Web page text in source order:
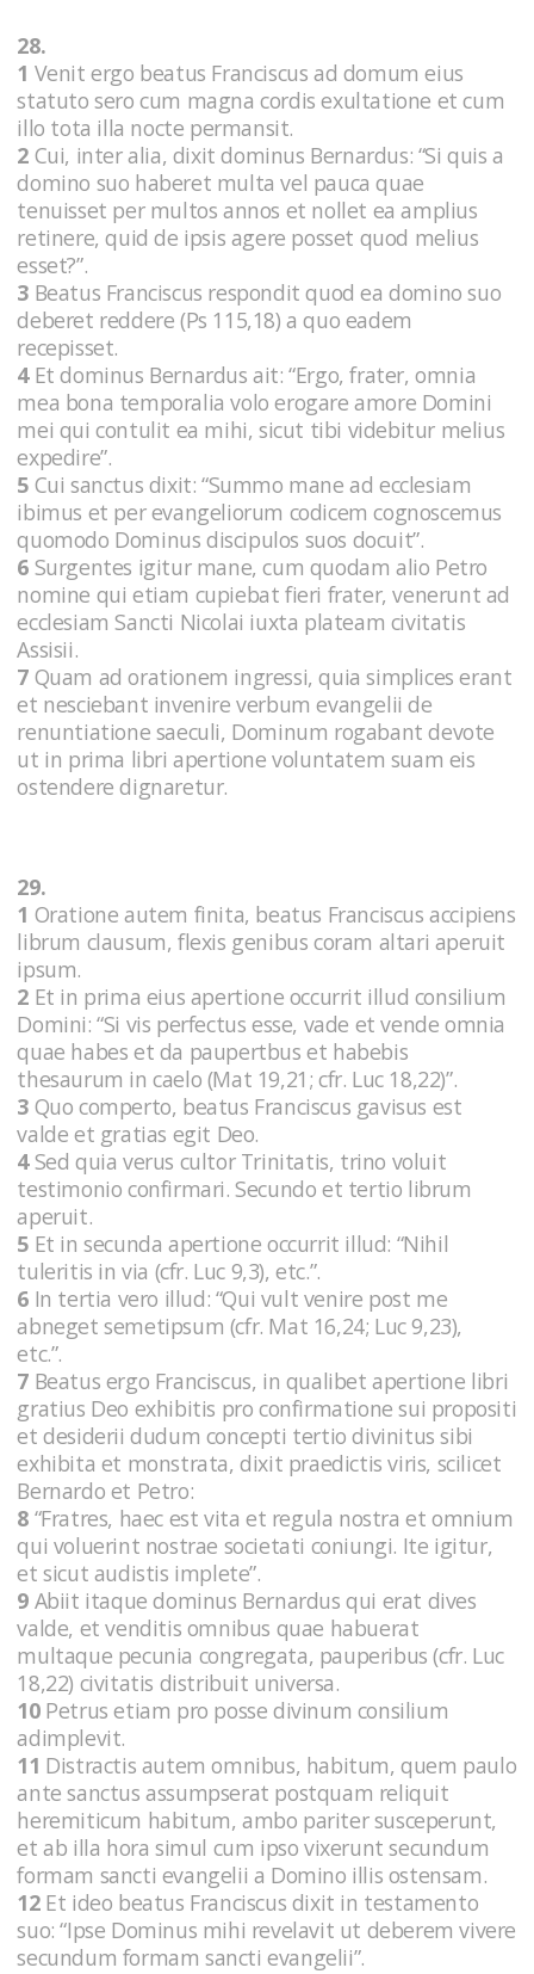
28.
1 Venit ergo beatus Franciscus ad domum eius
statuto sero cum magna cordis exultatione et cum
illo tota illa nocte permansit.
2 Cui, inter alia, dixit dominus Bernardus: “Si quis a
domino suo haberet multa vel pauca quae
tenuisset per multos annos et nollet ea amplius
retinere, quid de ipsis agere posset quod melius
esset?”.
3 Beatus Franciscus respondit quod ea domino suo
deberet reddere (Ps 115,18) a quo eadem
recepisset.
4Et dominus Bernardus ait: “Ergo, frater, omnia
mea bona temporalia volo erogare amore Domini
mei qui contulit ea mihi, sicut tibi videbitur melius
expedire”.
5 Cui sanctus dixit: “Summo mane ad ecclesiam
ibimus et per evangeliorum codicem cognoscemus
quomodo Dominus discipulos suos docuit”.
6 Surgentes igitur mane, cum quodam alio Petro
nomine qui etiam cupiebat fieri frater, venerunt ad
ecclesiam Sancti Nicolai iuxta plateam civitatis
Assisii.
7 Quam ad orationem ingressi, quia simplices erant
et nesciebant invenire verbum evangelii de
renuntiatione saeculi, Dominum rogabant devote
ut in prima libri apertione voluntatem suam eis
ostendere dignaretur.
29.
1 Oratione autem finita, beatus Franciscus accipiens
librum clausum, flexis genibus coram altari aperuit
ipsum.
2 Et in prima eius apertione occurrit illud consilium
Domini: “Si vis perfectus esse, vade et vende omnia
quae habes et da paupertbus et habebis
thesaurum in caelo (Mat 19,21; cfr. Luc 18,22)”.
3 Quo comperto, beatus Franciscus gavisus est
valde et gratias egit Deo.
4Sed quia verus cultor Trinitatis, trino voluit
testimonio confirmari. Secundo et tertio librum
aperuit.
5 Et in secunda apertione occurrit illud: “Nihil
tuleritis in via (cfr. Luc 9,3), etc.”.
6 In tertia vero illud: “Qui vult venire post me
abneget semetipsum (cfr. Mat 16,24; Luc 9,23),
etc.”.
7 Beatus ergo Franciscus, in qualibet apertione libri
gratius Deo exhibitis pro confirmatione sui propositi
et desiderii dudum concepti tertio divinitus sibi
exhibita et monstrata, dixit praedictis viris, scilicet
Bernardo et Petro:
8 “Fratres, haec est vita et regula nostra et omnium
qui voluerint nostrae societati coniungi. Ite igitur,
et sicut audistis implete”.
9 Abiit itaque dominus Bernardus qui erat dives
valde, et venditis omnibus quae habuerat
multaque pecunia congregata, pauperibus (cfr. Luc
18,22) civitatis distribuit universa.
10Petrus etiam pro posse divinum consilium
adimplevit.
11 Distractis autem omnibus, habitum, quem paulo
ante sanctus assumpserat postquam reliquit
heremiticum habitum, ambo pariter susceperunt,
et ab illa hora simul cum ipso vixerunt secundum
formam sancti evangelii a Domino illis ostensam.
12Et ideo beatus Franciscus dixit in testamento
suo: “Ipse Dominus mihi revelavit ut deberem vivere
secundum formam sancti evangelii”.